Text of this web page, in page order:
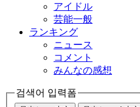
アイドル
芸能一般
ランキング
ニュース
コメント
みんなの感想
검색어 입력폼